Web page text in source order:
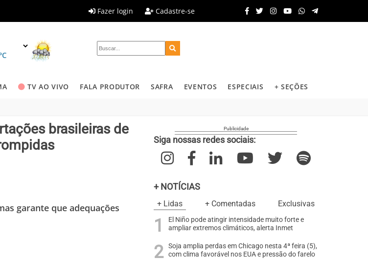
Fazer login Cadastre-se
TV AO VIVO FALA PRODUTOR SAFRA EVENTOS ESPECIAIS + SEÇÕES
brasileiras de
garante que adequações
Siga nossas redes sociais:
+ NOTÍCIAS
+ Lidas + Comentadas Exclusivas
El Niño pode atingir intensidade muito forte e
ampliar extremos climáticos, alerta Inmet
Soja amplia perdas em Chicago nesta 4ª feira (5),
com clima favorável nos EUA e pressão do farelo